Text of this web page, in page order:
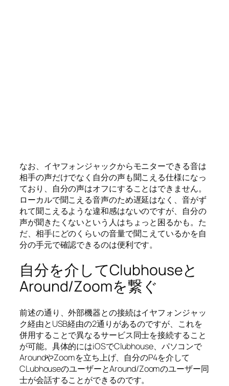
なお、イヤフォンジャックからモニターできる音は
相手の声だけでなく自分の声も聞こえる仕様になっ
ており、自分の声はオフにすることはできません。
ローカルで聞こえる音声のため遅延はなく、音がず
れて聞こえるような違和感はないのですが、自分の
声が聞きたくないという人はちょっと困るかも。た
だ、相手にどのくらいの音量で聞こえているかを自
分の手元で確認できるのは便利です。
自分を介してClubhouseと
Around/Zoomを繋ぐ
前述の通り、外部機器との接続はイヤフォンジャッ
ク経由とUSB経由の2通りがあるのですが、これを
併用することで異なるサービス同士を接続すること
が可能。具体的にはiOSでClubhouse、パソコンで
AroundやZoomを立ち上げ、自分のP4を介して
CLubhouseのユーザーとAround/Zoomのユーザー同
士が会話することができるのです。